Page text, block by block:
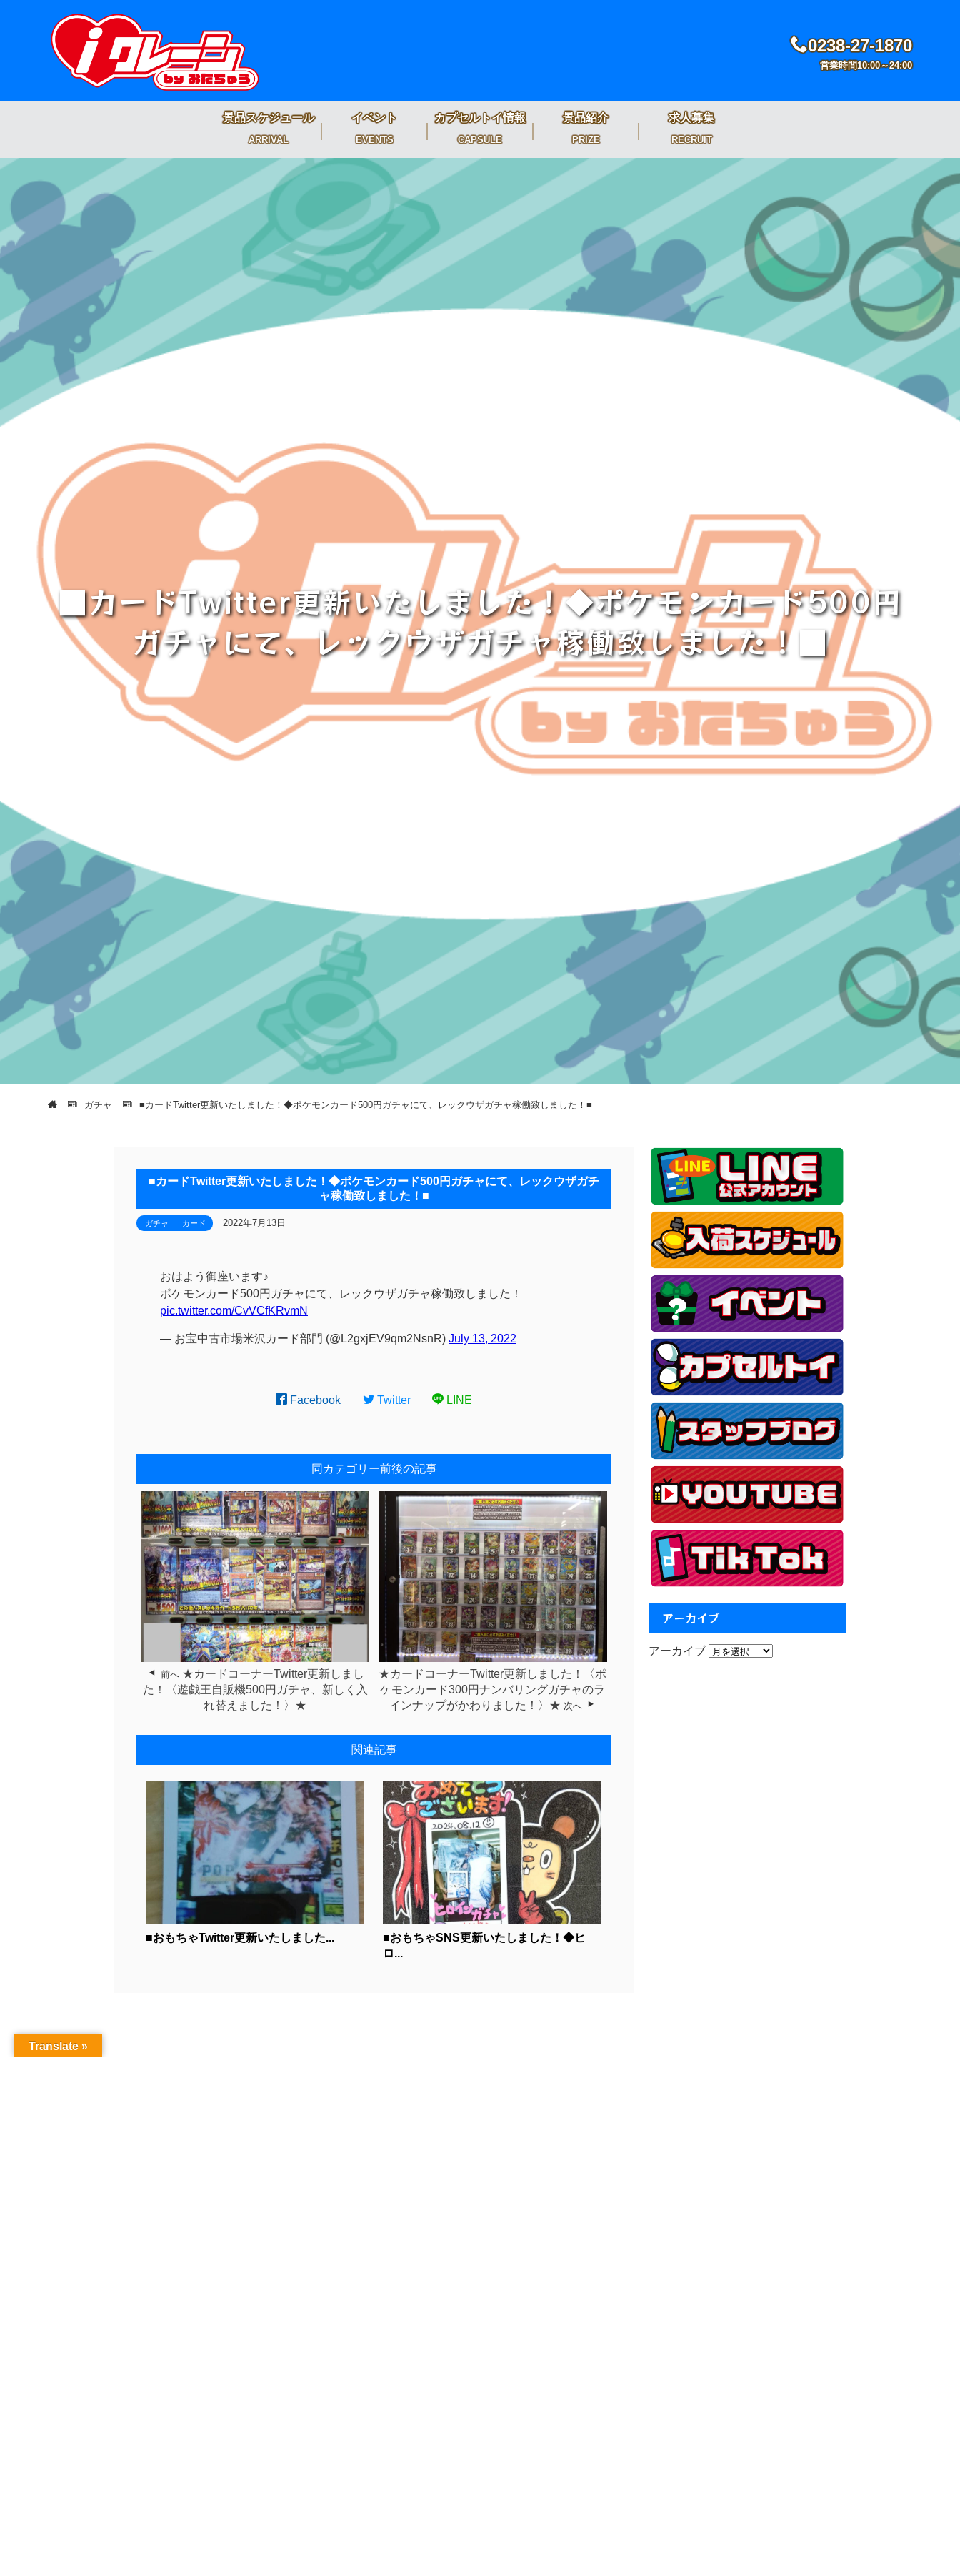
0238-27-1870
営業時間10:00～24:00
景品スケジュール
ARRIVAL
イベント
EVENTS
カプセルトイ情報
CAPSULE
景品紹介
PRIZE
求人募集
RECRUIT
■カードTwitter更新いたしました！◆ポケモンカード500円
ガチャにて、レックウザガチャ稼働致しました！■
ガチャ ■カードTwitter更新いたしました！◆ポケモンカード500円ガチャにて、レックウザガチャ稼働致しました！■
■カードTwitter更新いたしました！◆ポケモンカード500円ガチャにて、レックウザガチ
ャ稼働致しました！■
ガチャ カード 2022年7月13日
おはよう御座います♪
ポケモンカード500円ガチャにて、レックウザガチャ稼働致しました！
pic.twitter.com/CvVCfKRvmN
— お宝中古市場米沢カード部門 (@L2gxjEV9qm2NsnR) July 13, 2022
Facebook Twitter LINE
同カテゴリー前後の記事
前へ ★カードコーナーTwitter更新しまし
た！〈遊戯王自販機500円ガチャ、新しく入
れ替えました！〉★
★カードコーナーTwitter更新しました！〈ポ
ケモンカード300円ナンバリングガチャのラ
インナップがかわりました！〉★ 次へ
関連記事
■おもちゃTwitter更新いたしました...
■おもちゃSNS更新いたしました！◆ヒ
ロ...
アーカイブ
アーカイブ
Translate »